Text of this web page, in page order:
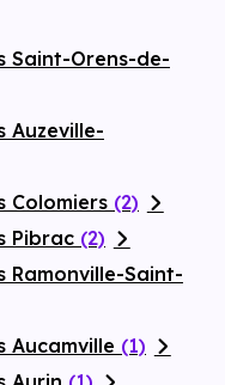
Saint-Orens-de-
Auzeville-
Colomiers (2)
Pibrac (2)
Ramonville-Saint-
Aucamville (1)